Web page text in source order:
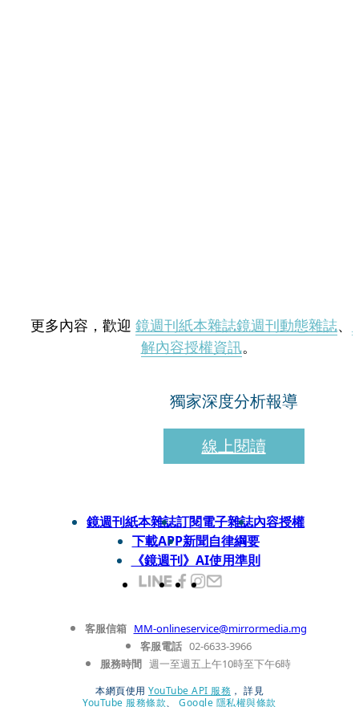
更多內容，歡迎 鏡週刊紙本雜誌鏡週刊動態雜誌、
解內容授權資訊。
獨家深度分析報導
線上閱讀
鏡週刊紙本雜誌訂閱電子雜誌內容授權
下載APP新聞自律綱要
《鏡週刊》AI使用準則
客服信箱 MM-onlineservice@mirrormedia.mg
客服電話 02-6633-3966
服務時間 週一至週五上午10時至下午6時
本網頁使用 YouTube API 服務 ， 詳見
YouTube 服務條款、 Google 隱私權與條款